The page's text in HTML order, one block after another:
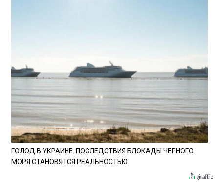
ГОЛОД В УКРАИНЕ: ПОСЛЕДСТВИЯ БЛОКАДЫ ЧЕРНОГО
МОРЯ СТАНОВЯТСЯ РЕАЛЬНОСТЬЮ